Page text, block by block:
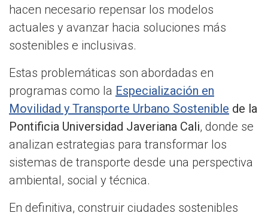
hacen necesario repensar los modelos
actuales y avanzar hacia soluciones más
sostenibles e inclusivas.
Estas problemáticas son abordadas en
programas como la Especialización en
Movilidad y Transporte Urbano Sostenible de la
Pontificia Universidad Javeriana Cali, donde se
analizan estrategias para transformar los
sistemas de transporte desde una perspectiva
ambiental, social y técnica.
En definitiva, construir ciudades sostenibles